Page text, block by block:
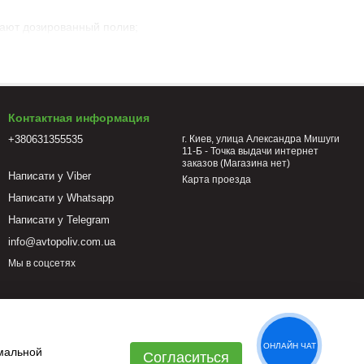
полей. Популярны в автоматических фермерских
высоты, плотности посадки и требований касательно
поток одинаковой интенсивности - все это могут удачно
капли определяет степень сноса ветром, количество
лучше привычного шланга или лейки?
растений этими тянущимися трубопроводными
Контактная информация
+380631355535
Написати у Viber
Написати у Whatsapp
Написати у Telegram
info@avtopoliv.com.ua
г. Киев, улица Александра Мишуги
11-Б - Точка выдачи интернет
заказов (Магазина нет)
Карта проезда
Мы в соцсетях
Согласиться
ОНЛАЙН ЧАТ